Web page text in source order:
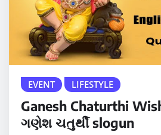
EVENT LIFESTYLE
Ganesh Chaturthi
ગણેશ ચતુર્થી slogun